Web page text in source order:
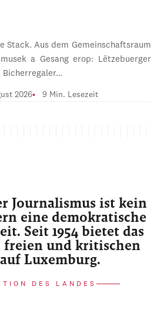
Stack. Aus dem Gemeinschaftsraum
a Gesang erop: Lëtzebuerger
Bicherregaler…
2026 9 Min. Lesezeit
Journalismus ist kein
eine demokratische
Seit 1954 bietet das
freien und kritischen
Luxemburg.
DES LANDES